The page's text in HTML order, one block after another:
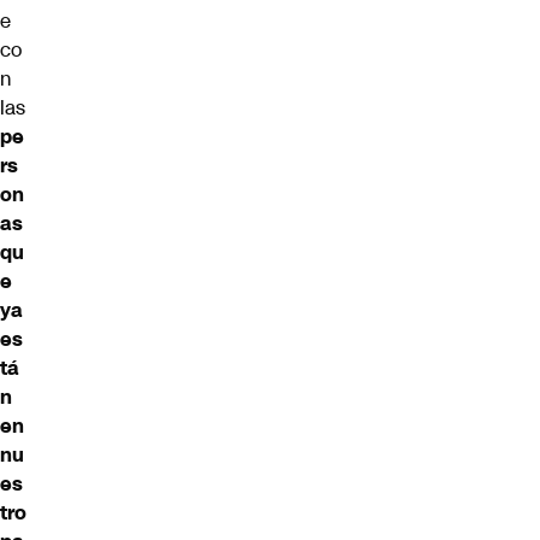
e
co
n
las
pe
rs
on
as
qu
e
ya
es
tá
n
en
nu
es
tro